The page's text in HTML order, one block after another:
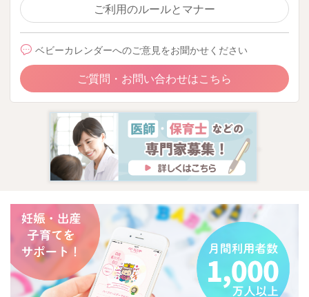
ご利用のルールとマナー
ベビーカレンダーへのご意見をお聞かせください
ご質問・お問い合わせはこちら